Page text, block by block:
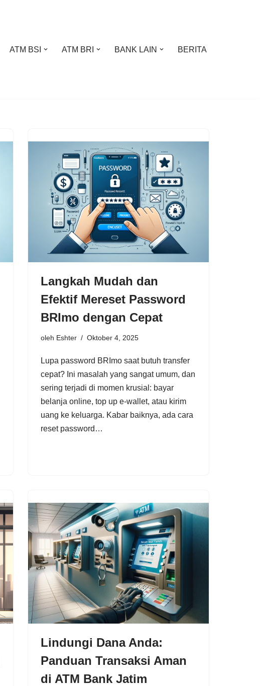
ATM BSI ATM BRI BANK LAIN BERITA
Langkah Mudah dan
Efektif Mereset Password
BRImo dengan Cepat
oleh Eshter Oktober 4, 2025
Lupa password BRImo saat butuh transfer
cepat? Ini masalah yang sangat umum, dan
sering terjadi di momen krusial: bayar
belanja online, top up e-wallet, atau kirim
uang ke keluarga. Kabar baiknya, ada cara
reset password…
Lindungi Dana Anda:
Panduan Transaksi Aman
di ATM Bank Jatim